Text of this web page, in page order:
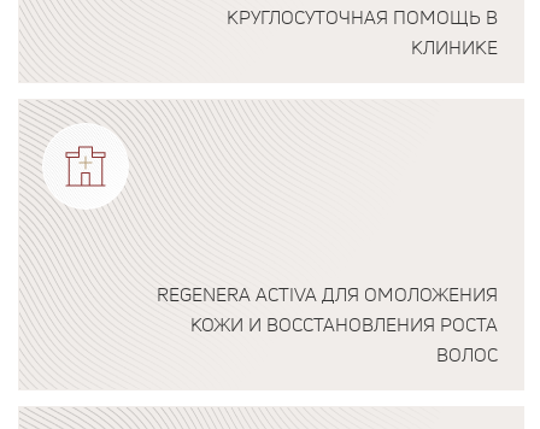
КРУГЛОСУТОЧНАЯ ПОМОЩЬ В
КЛИНИКЕ
Подробнее о программе
REGENERA ACTIVA ДЛЯ ОМОЛОЖЕНИЯ
КОЖИ И ВОССТАНОВЛЕНИЯ РОСТА
ВОЛОС
Подробнее о программе